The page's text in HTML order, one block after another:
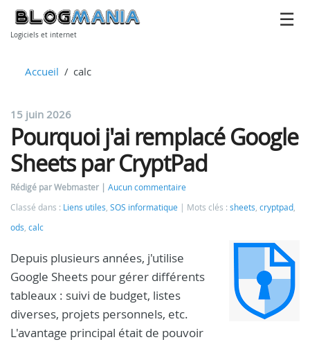
Logiciels et internet
Accueil calc
15 juin 2026
Pourquoi j'ai remplacé Google
Sheets par CryptPad
Rédigé par Webmaster
Aucun commentaire
Classé dans : Liens utiles SOS informatique Mots clés : sheets cryptpad
ods calc
Depuis plusieurs années, j'utilise
Google Sheets pour gérer différents
tableaux : suivi de budget, listes
diverses, projets personnels, etc.
L'avantage principal était de pouvoir